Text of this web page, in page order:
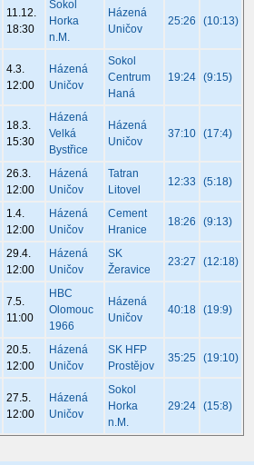
11.12.
18:30
Sokol
Horka
n.M.
Házená
Uničov
25:26 (10:13)
4.3.
12:00
Házená
Uničov
Sokol
Centrum
Haná
19:24 (9:15)
18.3.
15:30
Házená
Velká
Bystřice
Házená
Uničov
37:10 (17:4)
26.3.
12:00
Házená
Uničov
Tatran
Litovel
12:33 (5:18)
1.4.
12:00
Házená
Uničov
Cement
Hranice
18:26 (9:13)
29.4.
12:00
Házená
Uničov
SK
Žeravice
23:27 (12:18)
7.5.
11:00
HBC
Olomouc
1966
Házená
Uničov
40:18 (19:9)
20.5.
12:00
Házená
Uničov
SK HFP
Prostějov
35:25 (19:10)
27.5.
12:00
Házená
Uničov
Sokol
Horka
n.M.
29:24 (15:8)